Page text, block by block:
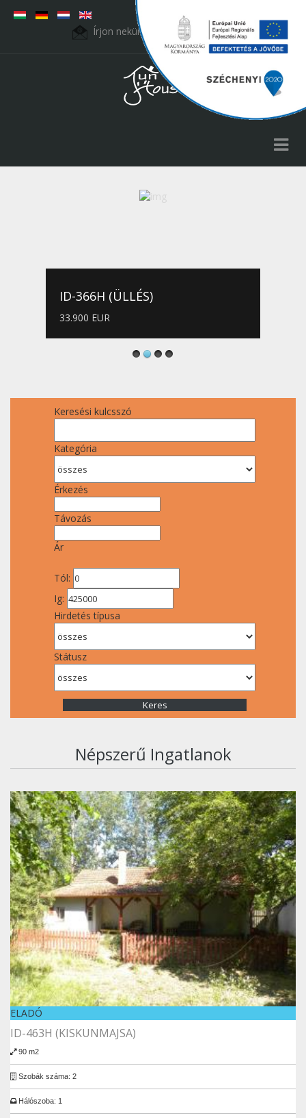
Írjon nekünk: fht.kft@t-online.hu
ID-436H (CSENGELE)
119.000 EUR
Keresési kulcsszó
Kategória
Érkezés
Távozás
Ár
Tól:
Ig:
Hirdetés típusa
Státusz
Népszerű Ingatlanok
ELADÓ
ID-463H (KISKUNMAJSA)
90 m2
Szobák száma: 2
Hálószoba: 1